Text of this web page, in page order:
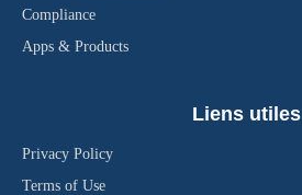
Compliance
Apps & Products
Liens utiles
Privacy Policy
Terms of Use